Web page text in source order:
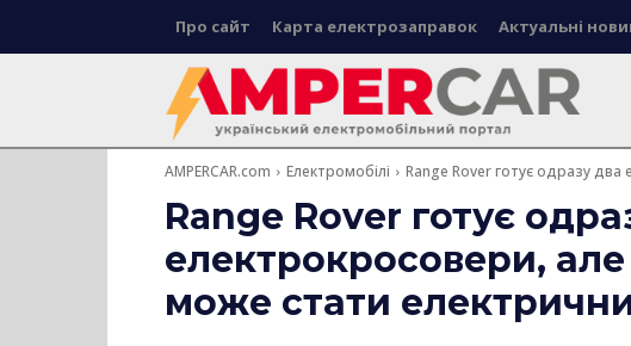
Про сайт Карта електрозаправок Актуальні
AMPERCAR.com Електромобілі Range Rover готує одразу два
Range Rover готує
електрокросовери,
може стати